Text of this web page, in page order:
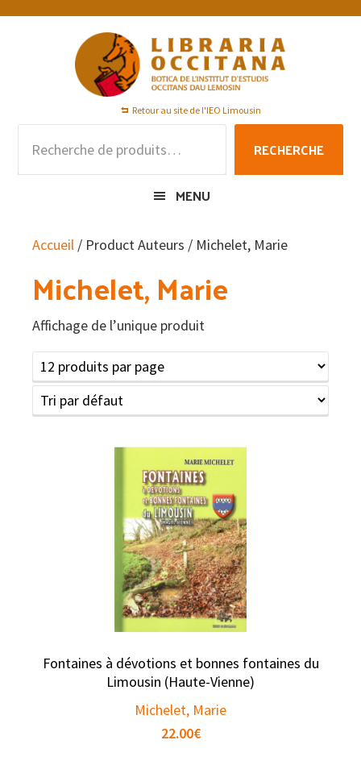
Passer
Passer
Passer
Retour au site de l'IEO Limousin
pour :
RECHERCHE
MENU
Accueil / Product Auteurs / Michelet, Marie
Michelet, Marie
Affichage de l’unique produit
Fontaines à dévotions et bonnes fontaines du
Limousin (Haute-Vienne)
Michelet, Marie
22.00€